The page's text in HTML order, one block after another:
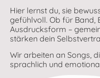
Hier lernst du, sie
gefühlvoll. Ob für Band,
Ausdrucksform –
stärken dein
Wir arbeiten an Songs,
sprachlich und